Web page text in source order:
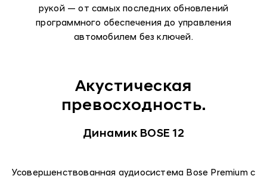
рукой — от самых последних обновлений
программного обеспечения до управления
автомобилем без ключей.
Акустическая
превосходность.
Динамик BOSE 12
Усовершенствованная аудиосистема Bose Premium с